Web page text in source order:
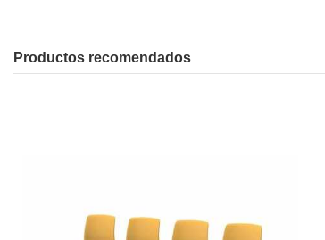
Productos recomendados